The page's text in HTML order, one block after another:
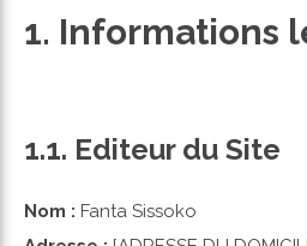
1. Informations
1.1. Editeur du Site
Nom : Fanta Sissoko